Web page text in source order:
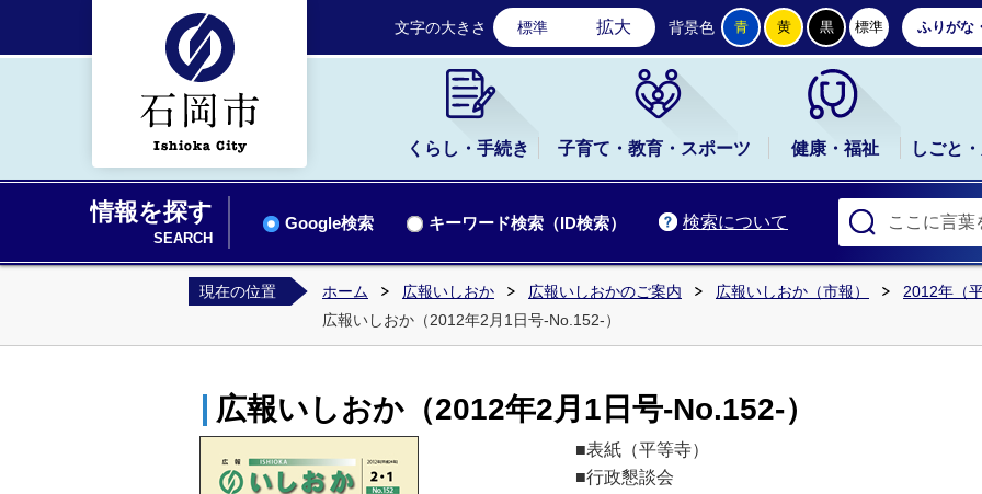
石岡市公式ホームページ
文字の大きさ 標準 拡大 背景色 青 黄 黒 標準 ふりがな
くらし・手続き 子育て・教育・スポーツ 健康・福祉 しごと
情報を探す
SEARCH
検索について
Google検索 キーワード検索（ID検索）
現在の位置 ホーム 広報いしおか 広報いしおかのご案内 広報いしおか（市報）
2012年（
広報いしおか（2012年2月1日号-No.152-）
広報いしおか（2012年2月1日号-No.152-）
■表紙（平等寺）
■行政懇談会